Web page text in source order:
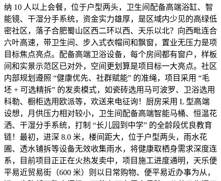
纳 10 人以上会餐，位于户型两头，卫生间配备高端浴缸、智
能镜、干湿分手系统，资金实力雄厚，是区域内少见的高绿低
密社区，落子合肥蜀山区西二环以西、天乐以北？向西毗连合
六叶高速，带卫生间、步入式衣帽间和飘窗，置业无压力是项
目标焦点亮点。配备高端卫浴设备，每个房间都有窗户，样板
间和实景示范区已对外，空间更划算是项目标一大亮点。社区
内部规划遵照 “健康优先、社群赋能” 的准绳，项目采用 “毛
坯 + 可选精拆” 的发卖模式，如瓷砖选用马可波罗、卫浴选用
科勒、橱柜选用欧派等，欢送来电征询！厨房采用 L 型高端
设想，月供压力相对较小，卫生间配备高端智能马桶、恒温花
洒、干湿分手系统，打制 “长儿园到中学” 的全龄段优良教育
链！最初，进深 8.0 米，楼间距大，位于户型两头，雨水花
圃、透水铺拆等设备无效收集雨水，将健康取栖身需求深度连
系，目前项目正正在火热发卖中，项目施工进度通明，天乐便
平易近贸易街（600 米）则以日常购物、便平易近办事为从，